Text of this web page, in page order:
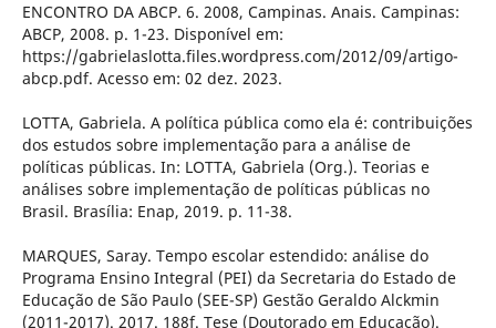
ENCONTRO DA ABCP. 6. 2008, Campinas. Anais. Campinas:
ABCP, 2008. p. 1-23. Disponível em:
https://gabrielaslotta.files.wordpress.com/2012/09/artigo-
abcp.pdf. Acesso em: 02 dez. 2023.
LOTTA, Gabriela. A política pública como ela é: contribuições
dos estudos sobre implementação para a análise de
políticas públicas. In: LOTTA, Gabriela (Org.). Teorias e
análises sobre implementação de políticas públicas no
Brasil. Brasília: Enap, 2019. p. 11-38.
MARQUES, Saray. Tempo escolar estendido: análise do
Programa Ensino Integral (PEI) da Secretaria do Estado de
Educação de São Paulo (SEE-SP) Gestão Geraldo Alckmin
(2011-2017). 2017. 188f. Tese (Doutorado em Educação).